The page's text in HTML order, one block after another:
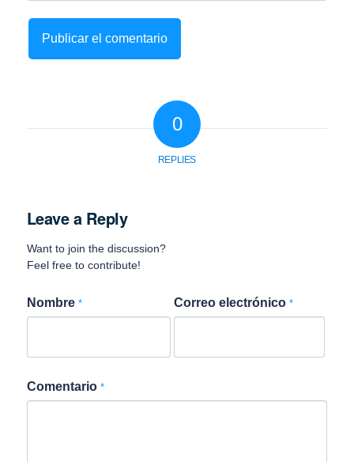
0
REPLIES
Leave a Reply
Want to join the discussion?
Feel free to contribute!
Nombre * Correo electrónico*
Comentario *